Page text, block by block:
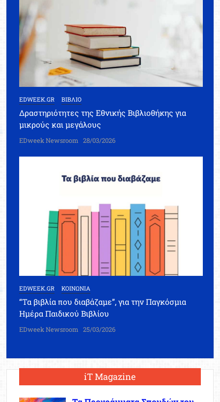
EDWEEK.GR ΒΙΒΛΙΟ
Δραστηριότητες της Εθνικής Βιβλιοθήκης για
μικρούς και μεγάλους
EDweek Newsroom 28/03/2026
EDWEEK.GR ΚΟΙΝΩΝΙΑ
“Τα βιβλία που διαβάζαμε”, για την Παγκόσμια
Ημέρα Παιδικού Βιβλίου
EDweek Newsroom 25/03/2026
iT Magazine